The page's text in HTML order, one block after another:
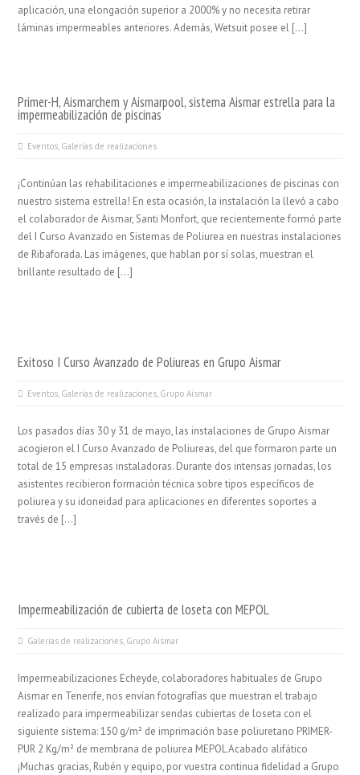
aplicación, una elongación superior a 2000% y no necesita retirar
láminas impermeables anteriores. Además, Wetsuit posee el […]
Primer-H, Aismarchem y Aismarpool, sistema Aismar estrella para la
impermeabilización de piscinas
Eventos, Galerías de realizaciones
¡Continúan las rehabilitaciones e impermeabilizaciones de piscinas con
nuestro sistema estrella! En esta ocasión, la instalación la llevó a cabo
el colaborador de Aismar, Santi Monfort, que recientemente formó parte
del I Curso Avanzado en Sistemas de Poliurea en nuestras instalaciones
de Ribaforada. Las imágenes, que hablan por sí solas, muestran el
brillante resultado de […]
Exitoso I Curso Avanzado de Poliureas en Grupo Aismar
Eventos, Galerías de realizaciones, Grupo Aismar
Los pasados días 30 y 31 de mayo, las instalaciones de Grupo Aismar
acogieron el I Curso Avanzado de Poliureas, del que formaron parte un
total de 15 empresas instaladoras. Durante dos intensas jornadas, los
asistentes recibieron formación técnica sobre tipos específicos de
poliurea y su idoneidad para aplicaciones en diferentes soportes a
través de […]
Impermeabilización de cubierta de loseta con MEPOL
Galerías de realizaciones, Grupo Aismar
Impermeabilizaciones Echeyde, colaboradores habituales de Grupo
Aismar en Tenerife, nos envían fotografías que muestran el trabajo
realizado para impermeabilizar sendas cubiertas de loseta con el
siguiente sistema: 150 g/m² de imprimación base poliuretano PRIMER-
PUR 2 Kg/m² de membrana de poliurea MEPOL Acabado alifático
¡Muchas gracias, Rubén y equipo, por vuestra continua fidelidad a Grupo